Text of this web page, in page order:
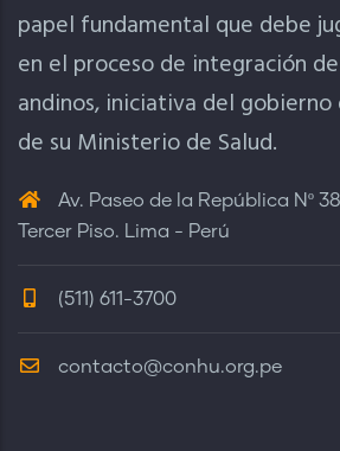
papel fundamental que debe
en el proceso de integración
andinos, iniciativa del gobierno
de su Ministerio de Salud.
Av. Paseo de la República Nº
Tercer Piso. Lima - Perú
(511) 611-3700
contacto@conhu.org.pe